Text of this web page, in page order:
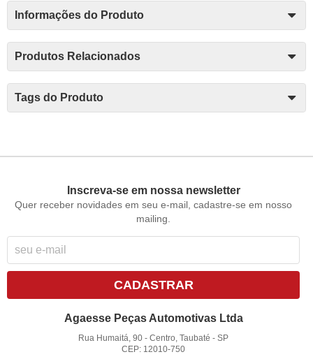
Informações do Produto
Produtos Relacionados
Tags do Produto
Inscreva-se em nossa newsletter
Quer receber novidades em seu e-mail, cadastre-se em nosso
mailing.
CADASTRAR
Agaesse Peças Automotivas Ltda
Rua Humaitá, 90 -Centro, Taubaté -SP
CEP: 12010-750